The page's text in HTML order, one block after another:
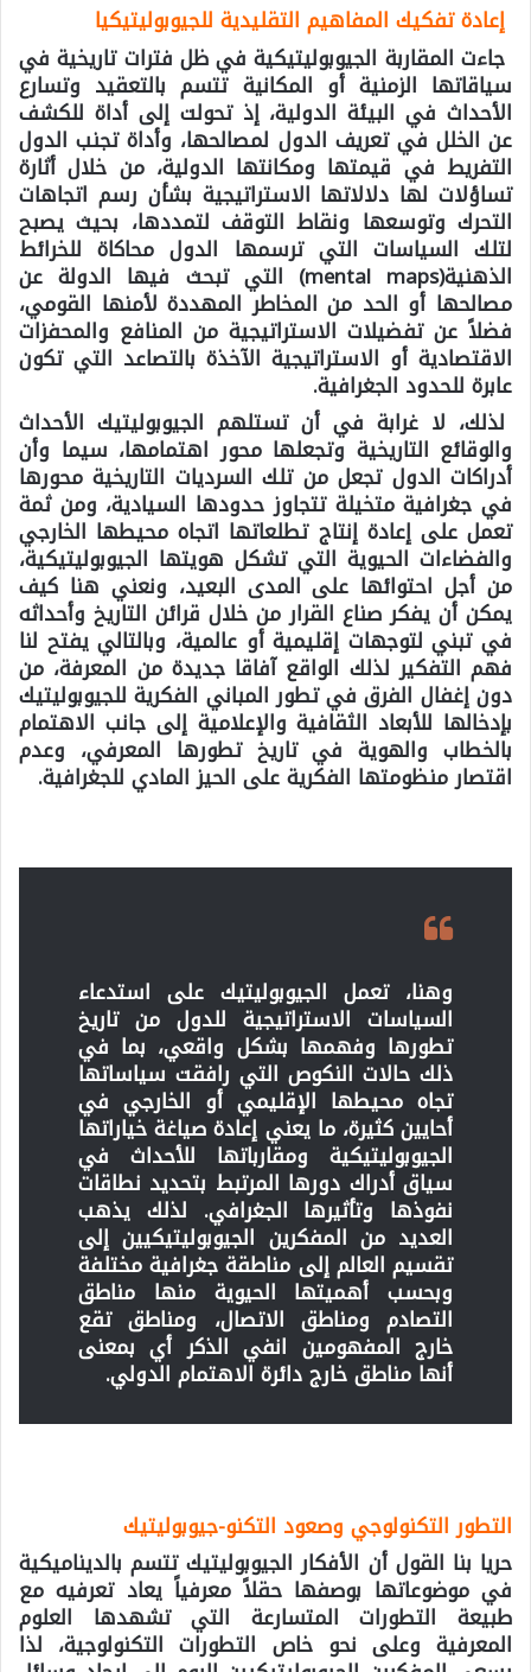
إعادة تفكيك المفاهيم التقليدية للجيوبوليتيكيا
جاءت المقاربة الجيوبوليتيكية في ظل فترات تاريخية في
سياقاتها الزمنية أو المكانية تتسم بالتعقيد وتسارع
الأحداث في البيئة الدولية، إذ تحولت إلى أداة للكشف
عن الخلل في تعريف الدول لمصالحها، وأداة تجنب الدول
التفريط في قيمتها ومكانتها الدولية، من خلال أثارة
تساؤلات لها دلالاتها الاستراتيجية بشأن رسم اتجاهات
التحرك وتوسعها ونقاط التوقف لتمددها، بحيث يصبح
لتلك السياسات التي ترسمها الدول محاكاة للخرائط
الذهنية(mental maps) التي تبحث فيها الدولة عن
مصالحها أو الحد من المخاطر المهددة لأمنها القومي،
فضلاً عن تفضيلات الاستراتيجية من المنافع والمحفزات
الاقتصادية أو الاستراتيجية الآخذة بالتصاعد التي تكون
عابرة للحدود الجغرافية.
لذلك، لا غرابة في أن تستلهم الجيوبوليتيك الأحداث
والوقائع التاريخية وتجعلها محور اهتمامها، سيما وأن
أدراكات الدول تجعل من تلك السرديات التاريخية محورها
في جغرافية متخيلة تتجاوز حدودها السيادية، ومن ثمة
تعمل على إعادة إنتاج تطلعاتها اتجاه محيطها الخارجي
والفضاءات الحيوية التي تشكل هويتها الجيوبوليتيكية،
من أجل احتوائها على المدى البعيد، ونعني هنا كيف
يمكن أن يفكر صناع القرار من خلال قرائن التاريخ وأحداثه
في تبني لتوجهات إقليمية أو عالمية، وبالتالي يفتح لنا
فهم التفكير لذلك الواقع آفاقا جديدة من المعرفة، من
دون إغفال الفرق في تطور المباني الفكرية للجيوبوليتيك
بإدخالها للأبعاد الثقافية والإعلامية إلى جانب الاهتمام
بالخطاب والهوية في تاريخ تطورها المعرفي، وعدم
اقتصار منظومتها الفكرية على الحيز المادي للجغرافية.
وهنا، تعمل الجيوبوليتيك على استدعاء
السياسات الاستراتيجية للدول من تاريخ
تطورها وفهمها بشكل واقعي، بما في
ذلك حالات النكوص التي رافقت سياساتها
تجاه محيطها الإقليمي أو الخارجي في
أحايين كثيرة، ما يعني إعادة صياغة خياراتها
الجيوبوليتيكية ومقارباتها للأحداث في
سياق أدراك دورها المرتبط بتحديد نطاقات
نفوذها وتأثيرها الجغرافي. لذلك يذهب
العديد من المفكرين الجيوبوليتيكيين إلى
تقسيم العالم إلى مناطقة جغرافية مختلفة
وبحسب أهميتها الحيوية منها مناطق
التصادم ومناطق الاتصال، ومناطق تقع
خارج المفهومين انفي الذكر أي بمعنى
أنها مناطق خارج دائرة الاهتمام الدولي.
التطور التكنولوجي وصعود التكنو-جيوبوليتيك
حريا بنا القول أن الأفكار الجيوبوليتيك تتسم بالديناميكية
في موضوعاتها بوصفها حقلاً معرفياً يعاد تعرفيه مع
طبيعة التطورات المتسارعة التي تشهدها العلوم
المعرفية وعلى نحو خاص التطورات التكنولوجية، لذا